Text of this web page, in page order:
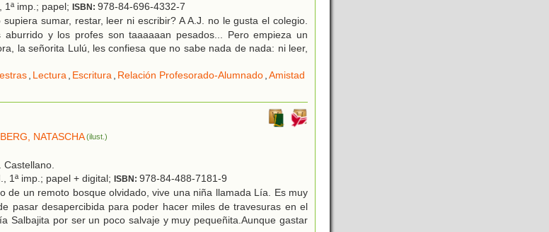
1ª imp.; papel; ISBN: 978-84-696-4332-7
sumar, restar, leer ni escribir? A A.J. no le gusta el colegio.
y los profes son taaaaaan pesados... Pero empieza un
la señorita Lulú, les confiesa que no sabe nada de nada: ni leer,
, Lectura, Escritura, Relación Profesorado-Alumnado,Amistad
NATASCHA(ilust.)
. Castellano.
1ª imp.; papel + digital; ISBN: 978-84-488-7181-9
de un remoto bosque olvidado, vive una niña llamada Lía. Es muy
pasar desapercibida para poder hacer miles de travesuras en el
Salbajita por ser un poco salvaje y muy pequeñita.Aunque gastar